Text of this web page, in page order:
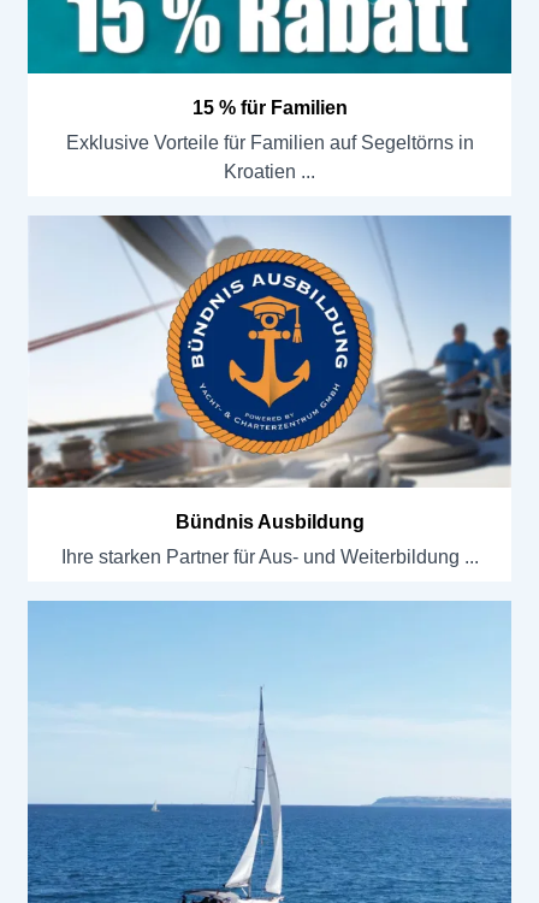
15 % für Familien
Exklusive Vorteile für Familien auf Segeltörns in
Kroatien
Bündnis Ausbildung
Ihre starken Partner für Aus- und Weiterbildung